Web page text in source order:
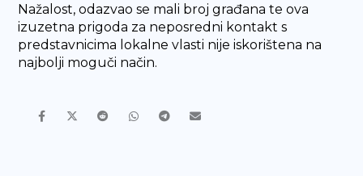
Nažalost, odazvao se mali broj građana te ova
izuzetna prigoda za neposredni kontakt s
predstavnicima lokalne vlasti nije iskorištena na
najbolji moguči način.